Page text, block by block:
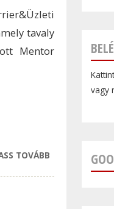
tavaly
Mentor
TOVÁBB
vagy